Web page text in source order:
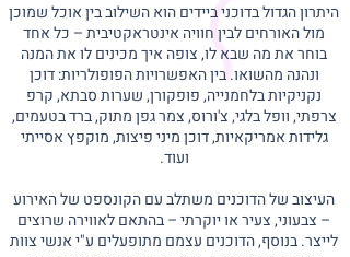
היתרון הגדול בדוכני ביידים הוא השילוב בין אוכל שמוכן
מול האורחים לבין חוויה אינטראקטיבית – כל אחד
בוחר את מה שבא לו, צופה איך מכינים לו את המנה
ונהנה מהשואו. בין האפשרויות הפופולריות: דוכן
נקניקיות בלחמנייה, פופקורן, שערות סבתא, קרפ
צרפתי, וופל בלגי, צ'ורוס, צמר גפן מתוק, ברד בטעמים,
גלידות אמריקאיות, דוכן מיני פיצות, מוקפץ אסייתי
ועוד.
העיצוב של הדוכנים משתלב עם הקונספט של האירוע
– צבעוני, צעיר או יוקרתי – בהתאם לאווירה שרוצים
לייצר. בנוסף, הדוכנים עצמם מתופעלים ע"י אנשי צוות